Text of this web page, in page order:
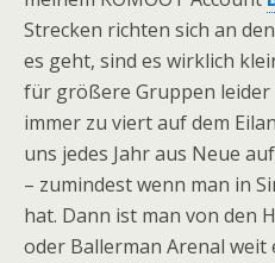
Strecken richten sich an
es geht, sind es wirklich
für größere Gruppen leider
immer zu viert auf dem
uns jedes Jahr aus Neue
– zumindest wenn man in
hat. Dann ist man von den
oder Ballerman Arenal